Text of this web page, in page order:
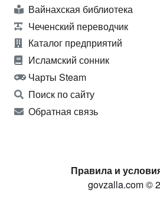
Вайнахская библиотека
Чеченский переводчик
Каталог предприятий
Исламский сонник
Чарты Steam
Поиск по сайту
Обратная связь
Правила и
govzalla.com ©